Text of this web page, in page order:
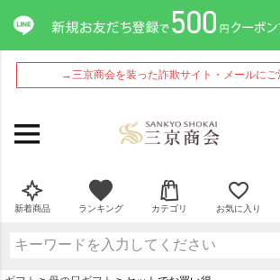
→三京商会を装った詐欺サイト・メールにご
新着商品 ランキング カテゴリ お気に入り